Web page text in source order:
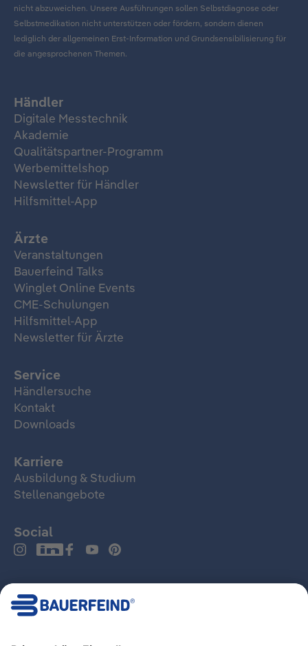
nicht abzuweichen. Unsere Ausführungen sollen Selbstdiagnose oder
Selbstmedikation nicht unterstützen oder fördern, sondern dienen
lediglich der allgemeinen Erst-Information und Grundsensibilisierung für
die angesprochenen Themen.
Händler
Digitale Messtechnik
Akademie
Qualitätspartner-Programm
Werbemittelshop
Newsletter für Händler
Hilfsmittel-App
Ärzte
Veranstaltungen
Bauerfeind Talks
Winglet Online Events
CME-Schulungen
Hilfsmittel-App
Newsletter für Ärzte
Service
Händlersuche
Kontakt
Downloads
Karriere
Ausbildung & Studium
Stellenangebote
Social
Deutschland